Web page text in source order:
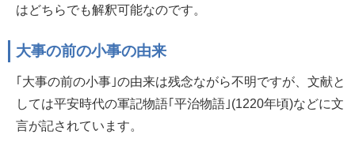
はどちらでも解釈可能なのです。
大事の前の小事の由来
｢大事の前の小事｣の由来は残念ながら不明ですが、文献と
しては平安時代の軍記物語｢平治物語｣(1220年頃)などに文
言が記されています。